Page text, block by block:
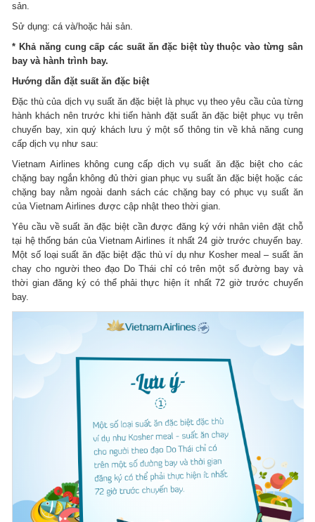
sản.
Sử dụng: cá và/hoặc hải sản.
* Khả năng cung cấp các suất ăn đặc biệt tùy thuộc vào từng sân
bay và hành trình bay.
Hướng dẫn đặt suất ăn đặc biệt
Đặc thù của dịch vụ suất ăn đặc biệt là phục vụ theo yêu cầu của từng
hành khách nên trước khi tiến hành đặt suất ăn đặc biệt phục vụ trên
chuyến bay, xin quý khách lưu ý một số thông tin về khả năng cung
cấp dịch vụ như sau:
Vietnam Airlines không cung cấp dịch vụ suất ăn đặc biệt cho các
chặng bay ngắn không đủ thời gian phục vụ suất ăn đặc biệt hoặc các
chặng bay nằm ngoài danh sách các chặng bay có phục vụ suất ăn
của Vietnam Airlines được cập nhật theo thời gian.
Yêu cầu về suất ăn đặc biệt cần được đăng ký với nhân viên đặt chỗ
tại hệ thống bán của Vietnam Airlines ít nhất 24 giờ trước chuyến bay.
Một số loại suất ăn đặc biệt đặc thù ví dụ như Kosher meal – suất ăn
chay cho người theo đạo Do Thái chỉ có trên một số đường bay và
thời gian đăng ký có thể phải thực hiện ít nhất 72 giờ trước chuyến
bay.